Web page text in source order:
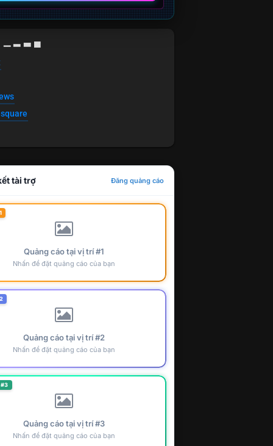
▁ ▂ ▃ ▄
tài trợ Đăng quảng cáo
Quảng cáo tại vị trí #1
Nhấn để đặt quảng cáo của bạn
Quảng cáo tại vị trí #2
Nhấn để đặt quảng cáo của bạn
Quảng cáo tại vị trí #3
Nhấn để đặt quảng cáo của bạn